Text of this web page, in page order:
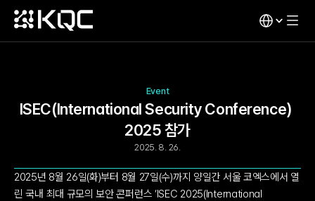
Event
ISEC(International Security Conference)
2025 참가
2025. 8. 26.
2025년 8월 26일(화)부터 8월 27일(수)까지 양일간 서울 코엑스에서 열
린 국내 최대 규모의 보안 콘퍼런스 ‘ISEC 2025(International